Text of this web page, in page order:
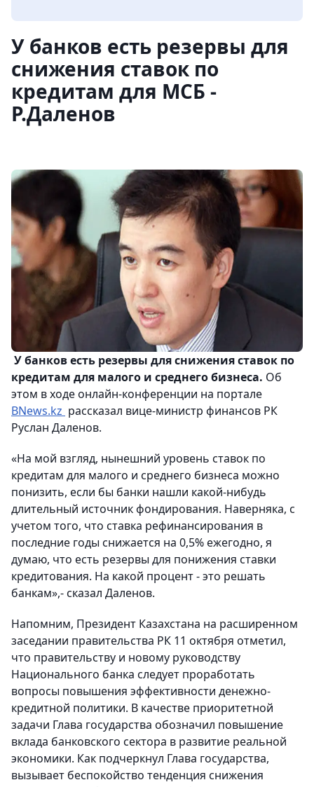
У банков есть резервы для
снижения ставок по
кредитам для МСБ -
Р.Даленов
У банков есть резервы для снижения ставок по
кредитам для малого и среднего бизнеса. Об
этом в ходе онлайн-конференции на портале
BNews.kz рассказал вице-министр финансов РК
Руслан Даленов.
«На мой взгляд, нынешний уровень ставок по
кредитам для малого и среднего бизнеса можно
понизить, если бы банки нашли какой-нибудь
длительный источник фондирования. Наверняка, с
учетом того, что ставка рефинансирования в
последние годы снижается на 0,5% ежегодно, я
думаю, что есть резервы для понижения ставки
кредитования. На какой процент - это решать
банкам»,- сказал Даленов.
Напомним, Президент Казахстана на расширенном
заседании правительства РК 11 октября отметил,
что правительству и новому руководству
Национального банка следует проработать
вопросы повышения эффективности денежно-
кредитной политики. В качестве приоритетной
задачи Глава государства обозначил повышение
вклада банковского сектора в развитие реальной
экономики. Как подчеркнул Глава государства,
вызывает беспокойство тенденция снижения